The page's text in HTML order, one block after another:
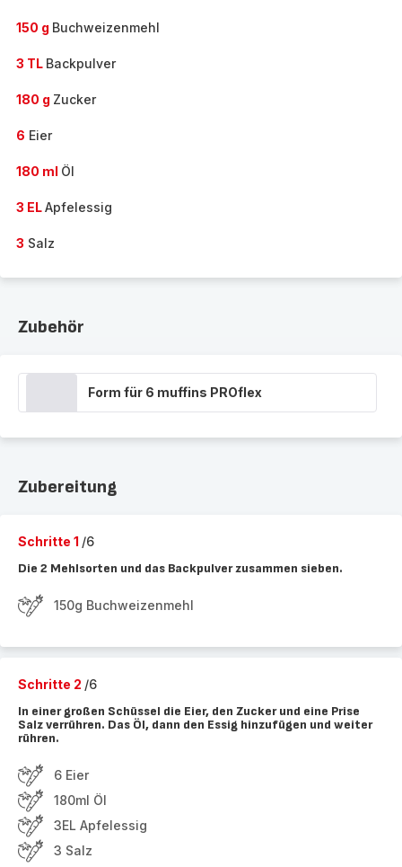
150 g Buchweizenmehl
3 TL Backpulver
180 g Zucker
6 Eier
180 ml Öl
3 ELApfelessig
3 Salz
Zubehör
Form für 6 muffins PROflex
Zubereitung
Schritte 1 /6
Die 2 Mehlsorten und das Backpulver zusammen sieben.
150g Buchweizenmehl
Schritte 2 /6
In einer großen Schüssel die Eier, den Zucker und eine Prise
Salz verrühren. Das Öl, dann den Essig hinzufügen und weiter
rühren.
6 Eier
180ml Öl
3EL Apfelessig
3 Salz